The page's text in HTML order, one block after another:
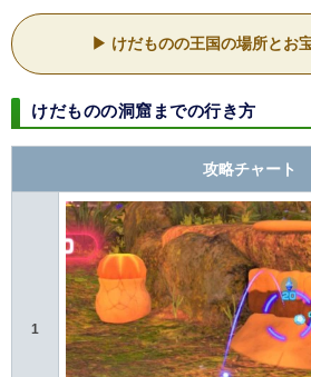
けだものの王国の場所とお
けだものの洞窟までの行き方
攻略チャート
1